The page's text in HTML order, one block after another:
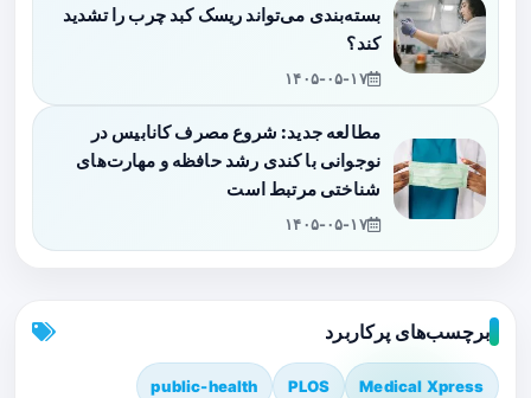
بسته‌بندی می‌تواند ریسک کبد چرب را تشدید
کند؟
۱۴۰۵-۰۵-۱۷
مطالعه جدید: شروع مصرف کانابیس در
نوجوانی با کندی رشد حافظه و مهارت‌های
شناختی مرتبط است
۱۴۰۵-۰۵-۱۷
برچسب‌های پرکاربرد
Medical Xpress
PLOS
public-health